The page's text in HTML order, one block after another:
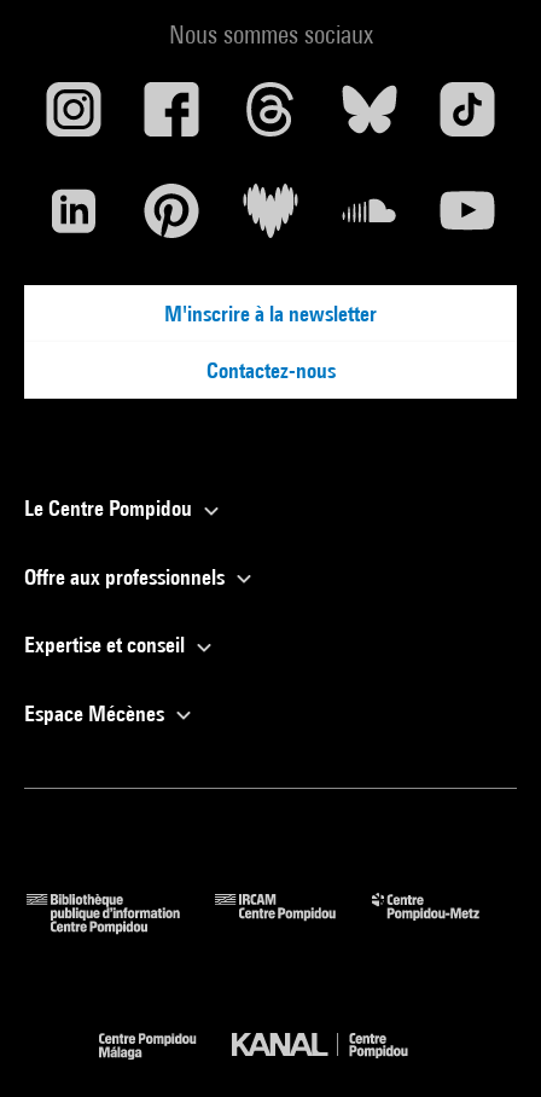
Nous sommes sociaux
M'inscrire à la newsletter
Contactez-nous
Le Centre Pompidou
Offre aux professionnels
Expertise et conseil
Espace Mécènes